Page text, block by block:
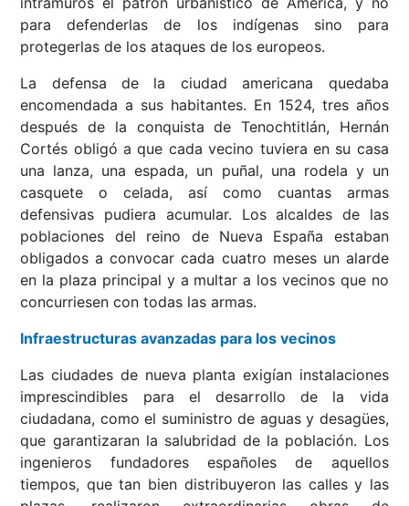
para defenderlas de los indígenas sino para
protegerlas de los ataques de los europeos.
La defensa de la ciudad americana quedaba
encomendada a sus habitantes. En 1524, tres años
después de la conquista de Tenochtitlán, Hernán
Cortés obligó a que cada vecino tuviera en su casa
una lanza, una espada, un puñal, una rodela y un
casquete o celada, así como cuantas armas
defensivas pudiera acumular. Los alcaldes de las
poblaciones del reino de Nueva España estaban
obligados a convocar cada cuatro meses un alarde
en la plaza principal y a multar a los vecinos que no
concurriesen con todas las armas.
Infraestructuras avanzadas para los vecinos
Las ciudades de nueva planta exigían instalaciones
imprescindibles para el desarrollo de la vida
ciudadana, como el suministro de aguas y desagües,
que garantizaran la salubridad de la población. Los
ingenieros fundadores españoles de aquellos
tiempos, que tan bien distribuyeron las calles y las